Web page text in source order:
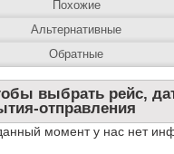
выбрать рейс,
отправления
момент у нас нет
Похожие
Альтернативные
Обратные